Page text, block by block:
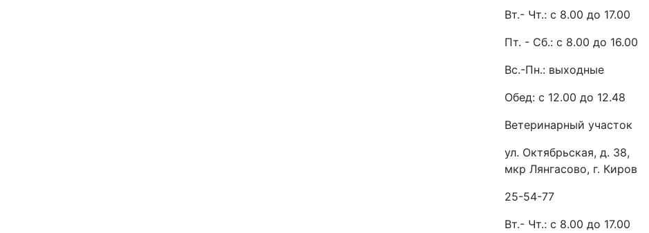
Вт.- Чт.: с 8.00 до 17.00
Пт. - Сб.: с 8.00 до 16.00
Вс.-Пн.: выходные
Обед: с 12.00 до 12.48
Ветеринарный участок
ул. Октябрьская, д. 38,
мкр Лянгасово, г. Киров
25-54-77
Вт.- Чт.: с 8.00 до 17.00